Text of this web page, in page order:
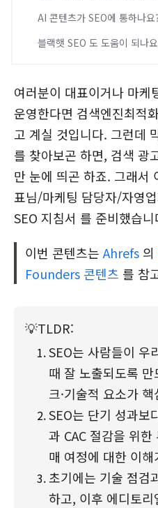
AI 콘텐츠가 SEO에 통하나요
블랙햇 SEO 도 도움이 되나
여러분이 대표이거나 마케
운영한다면 검색엔진최적
고 계실 것입니다. 그런데
를 찾아보곤 하면, 검색 광
만 눈에 띄곤 하죠. 그래서
표님/마케팅 담당자/자영
SEO 지침서 를 준비했습니
이번 콘텐츠는 Ahrefs 의
Founders 콘텐츠 를 참
💡TLDR:
SEO는 사람들이 우
때 잘 노출되도록 만
크·기술적 요소가 핵
SEO는 단기 성과보
과 CAC 절감을 위
매 여정에 대한 이
초기에는 기술 점검
하고, 이후 에디토